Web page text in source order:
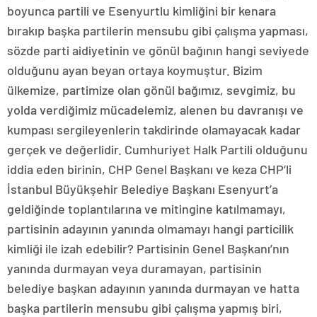
boyunca partili ve Esenyurtlu kimliğini bir kenara
bırakıp başka partilerin mensubu gibi çalışma yapması,
sözde parti aidiyetinin ve gönül bağının hangi seviyede
olduğunu ayan beyan ortaya koymuştur. Bizim
ülkemize, partimize olan gönül bağımız, sevgimiz, bu
yolda verdiğimiz mücadelemiz, alenen bu davranışı ve
kumpası sergileyenlerin takdirinde olamayacak kadar
gerçek ve değerlidir. Cumhuriyet Halk Partili olduğunu
iddia eden birinin, CHP Genel Başkanı ve keza CHP’li
İstanbul Büyükşehir Belediye Başkanı Esenyurt’a
geldiğinde toplantılarına ve mitingine katılmamayı,
partisinin adayının yanında olmamayı hangi particilik
kimliği ile izah edebilir? Partisinin Genel Başkanı’nın
yanında durmayan veya duramayan, partisinin
belediye başkan adayının yanında durmayan ve hatta
başka partilerin mensubu gibi çalışma yapmış biri,